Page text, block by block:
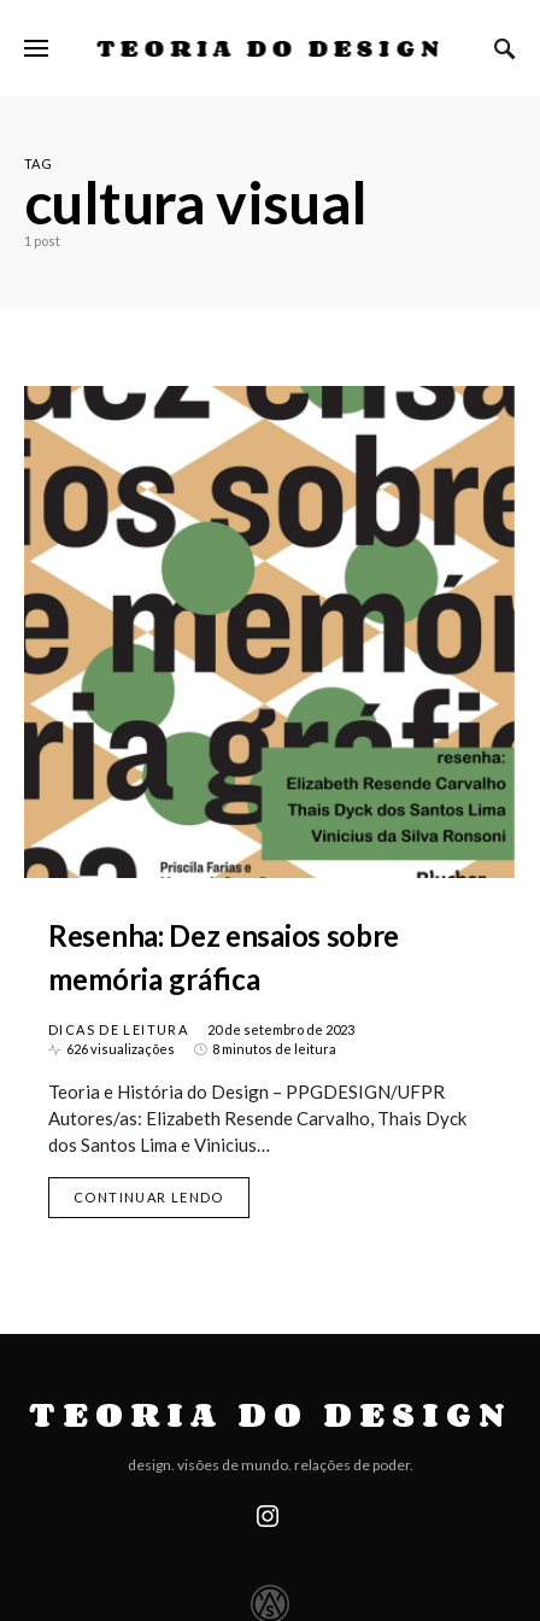
TEORIA DO DESIGN
TAG
cultura visual
1 post
Resenha: Dez ensaios sobre
memória gráfica
DICAS DE LEITURA
20 de setembro de 2023
626 visualizações
8 minutos de leitura
Teoria e História do Design – PPGDESIGN/UFPR
Autores/as: Elizabeth Resende Carvalho, Thais Dyck
dos Santos Lima e Vinicius…
CONTINUAR LENDO
TEORIA DO DESIGN
design. visões de mundo. relações de poder.